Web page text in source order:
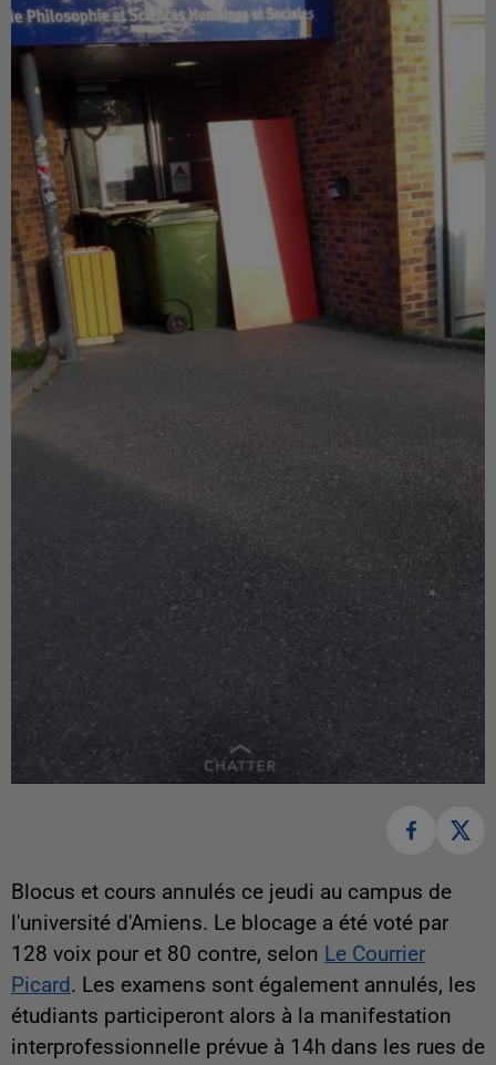
Blocus et cours annulés ce jeudi au campus de
l'université d'Amiens. Le blocage a été voté par
128 voix pour et 80 contre, selon Le Courrier
Picard. Les examens sont également annulés, les
étudiants participeront alors à la manifestation
interprofessionnelle prévue à 14h dans les rues de